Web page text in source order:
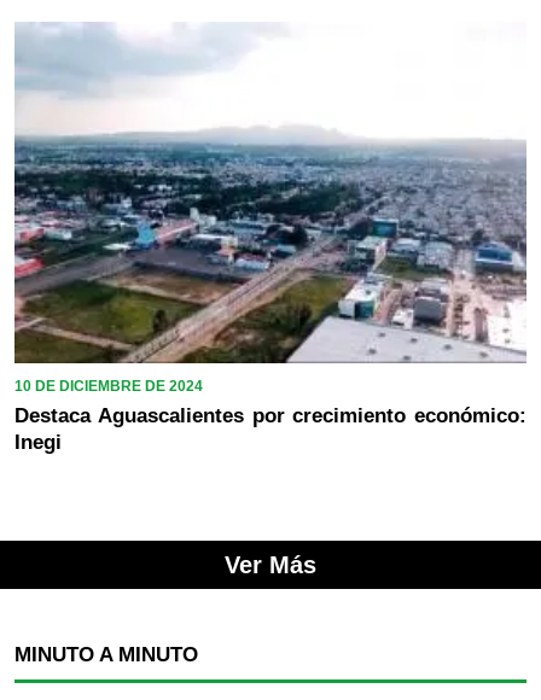
10 DE DICIEMBRE DE 2024
Destaca Aguascalientes por crecimiento económico:
Inegi
Ver Más
MINUTO A MINUTO